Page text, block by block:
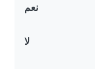
نعم
لا